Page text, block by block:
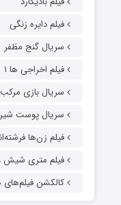
فیلم دایره زنگی
سریال گنج مظفر
فیلم اخراجی ها ۱
سریال بازی مرکب
سریال پوست شیر
فیلم زن‌ها فرشته‌اند
فیلم متری شیش و نیم
کالکشن فیلم‌های هری پاتر